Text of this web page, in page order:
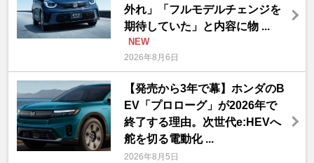
外れ」「フルモデルチェンジを
期待していた」と内容に物 ...
NEW
2026年8月6日
【発売から3年で幕】ホンダのB
EV「プロローグ」が2026年で
終了する理由。次世代e:HEVへ
舵を切る電動化 ...
2026年8月5日